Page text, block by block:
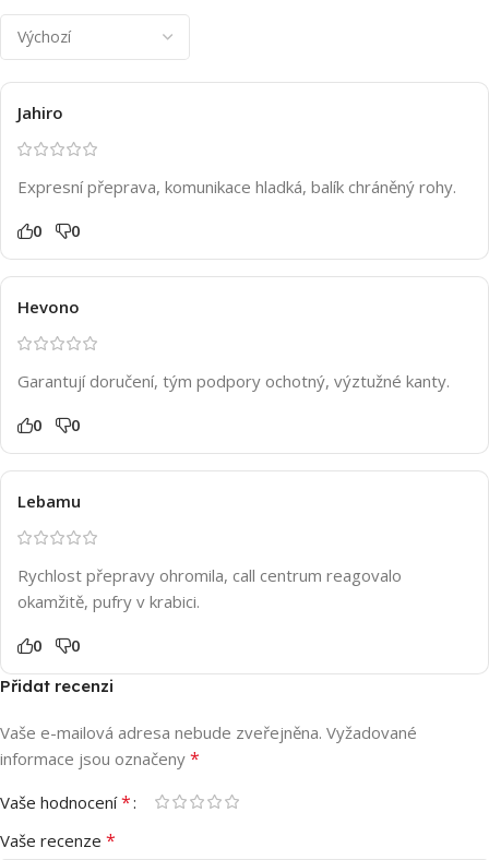
Jahiro
Expresní přeprava, komunikace hladká, balík chráněný rohy.
0 0
Hevono
Garantují doručení, tým podpory ochotný, výztužné kanty.
0 0
Lebamu
Rychlost přepravy ohromila, call centrum reagovalo
okamžitě, pufry v krabici.
0 0
Přidat recenzi
Vaše e-mailová adresa nebude zveřejněna. Vyžadované
informace jsou označeny *
Vaše hodnocení*
Vaše recenze *